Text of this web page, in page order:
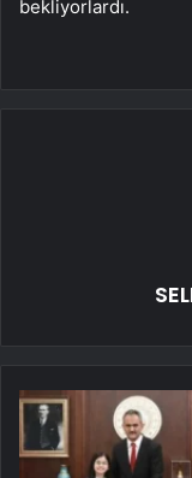
bekliyorlardı.